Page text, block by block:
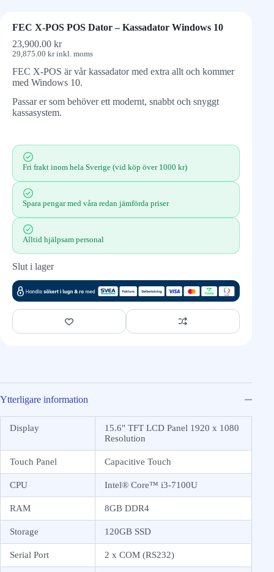
FEC X-POS POS Dator – Kassadator Windows 10
23,900.00 kr
29,875.00 krinkl. moms
FEC X-POS är vår kassadator med extra allt och kommer
med Windows 10.
Passar er som behöver ett modernt, snabbt och snyggt
kassasystem.
Fri frakt inom hela Sverige (vid köp över 1000 kr)
Spara pengar med våra redan jämförda priser
Alltid hjälpsam personal
Slut i lager
Ytterligare information
Display
15.6" TFT LCD Panel 1920 x 1080
Resolution
Touch Panel Capacitive Touch
CPU Intel® Core™ i3-7100U
RAM 8GB DDR4
Storage 120GB SSD
Serial Port 2 x COM (RS232)